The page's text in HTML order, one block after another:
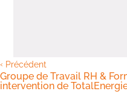
‹ Précédent
Groupe de Travail RH &
intervention de